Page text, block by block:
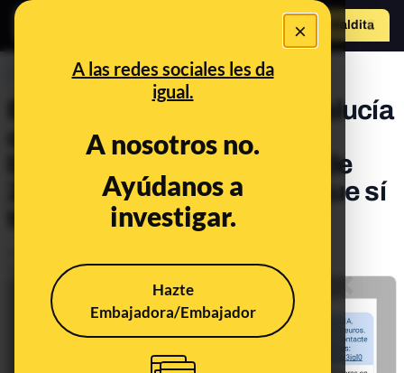
×
A las redes sociales les da
igual.
A nosotros no.
Ayúdanos a
investigar.
Hazte
Embajadora/Embajador
Hazte Maldito
PREBUNKING
El SMS de la Junta de Andalucía
que te avisa de que eres
beneficiario de una ayuda de
210 euros por ERTE y del que sí
te puedes fiar
Actualizado elNov 12, 2021, 10:19:00 AM